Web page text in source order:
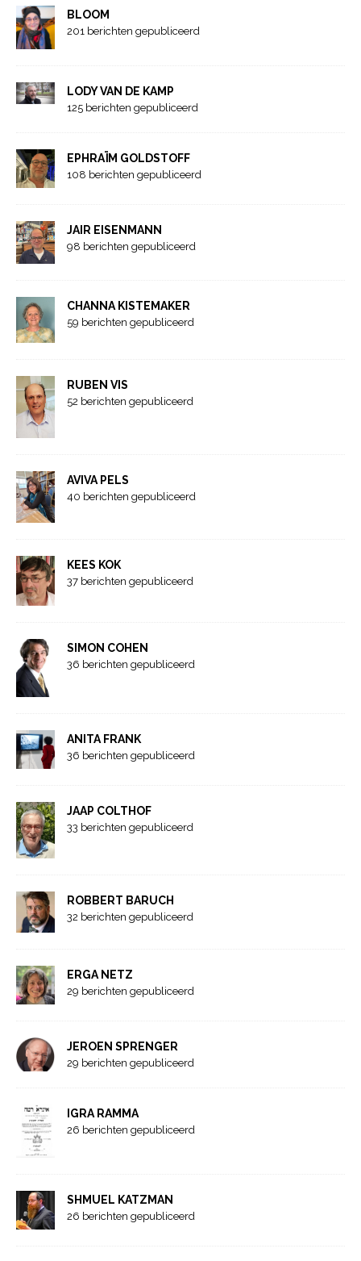
BLOOM
201 berichten gepubliceerd
LODY VAN DE KAMP
125 berichten gepubliceerd
EPHRAÏM GOLDSTOFF
108 berichten gepubliceerd
JAIR EISENMANN
98 berichten gepubliceerd
CHANNA KISTEMAKER
59 berichten gepubliceerd
RUBEN VIS
52 berichten gepubliceerd
AVIVA PELS
40 berichten gepubliceerd
KEES KOK
37 berichten gepubliceerd
SIMON COHEN
36 berichten gepubliceerd
ANITA FRANK
36 berichten gepubliceerd
JAAP COLTHOF
33 berichten gepubliceerd
ROBBERT BARUCH
32 berichten gepubliceerd
ERGA NETZ
29 berichten gepubliceerd
JEROEN SPRENGER
29 berichten gepubliceerd
IGRA RAMMA
26 berichten gepubliceerd
SHMUEL KATZMAN
26 berichten gepubliceerd